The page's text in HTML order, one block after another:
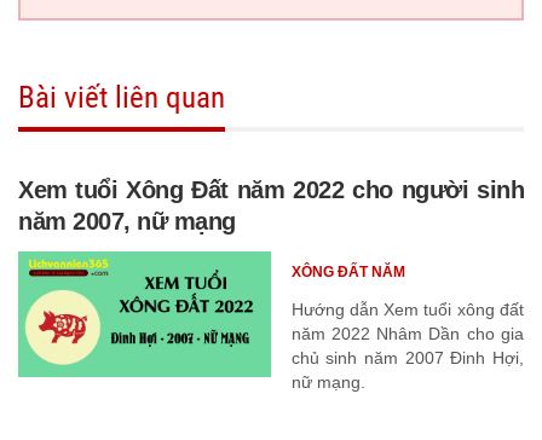
Bài viết liên quan
Xem tuổi Xông Đất năm 2022 cho người sinh
năm 2007, nữ mạng
Hướng dẫn Xem tuổi xông đất
năm 2022 Nhâm Dần cho gia
chủ sinh năm 2007 Đinh Hợi,
nữ mạng.
XÔNG ĐẤT NĂM